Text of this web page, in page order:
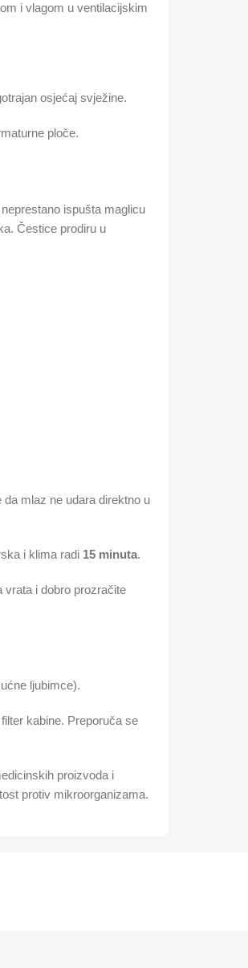
i vlagom u ventilacijskim
osjećaj svježine.
ploče.
ispušta maglicu
Čestice prodiru u
mlaz ne udara direktno u
i klima radi 15 minuta.
vrata i dobro prozračite
ljubimce).
kabine. Preporuča se
proizvoda i
protiv mikroorganizama.